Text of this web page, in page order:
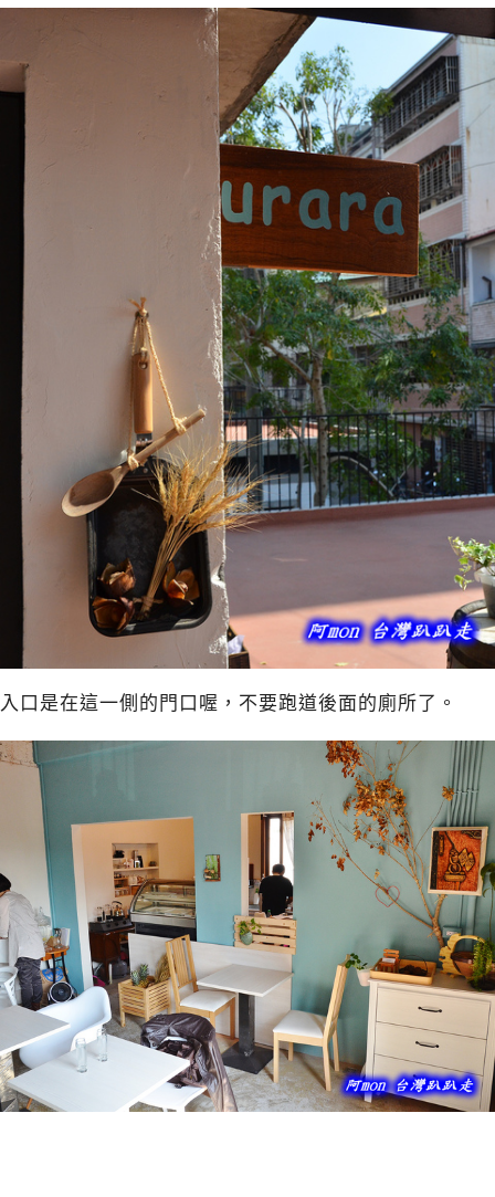
入口是在這一側的門口喔，不要跑道後面的廁所了。